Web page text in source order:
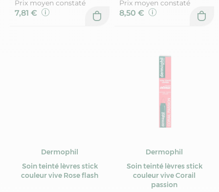
Prix moyen constaté
7,81 €
Prix moyen constaté
8,50 €
Dermophil
Soin teinté lèvres stick
couleur vive Rose flash
Dermophil
Soin teinté lèvres stick
couleur vive Corail
passion